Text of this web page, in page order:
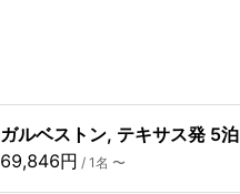
ガルベストン, テキサス発 5泊
69,846円 / 1名 〜